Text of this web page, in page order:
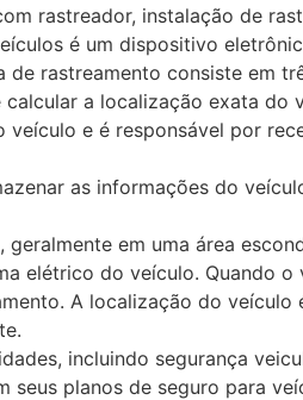
rastreador, instalação de
é um dispositivo
rastreamento consiste em
calcular a localização exata do
e é responsável por
as informações do
em uma área
elétrico do veículo. Quando
A localização do
incluindo segurança
seus planos de seguro para